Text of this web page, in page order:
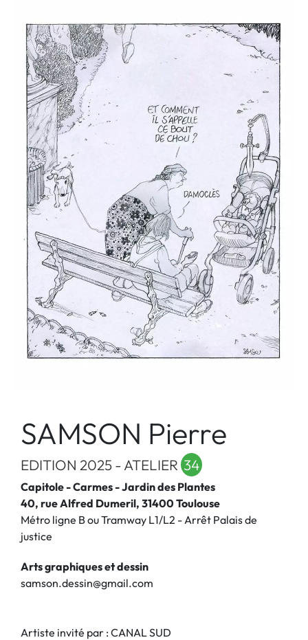
SAMSON Pierre
EDITION 2025 - ATELIER 34
Capitole - Carmes - Jardin des Plantes
40, rue Alfred Dumeril, 31400 Toulouse
Métro ligne B ou Tramway L1/L2 - Arrêt Palais de
justice
Arts graphiques et dessin
samson.dessin@gmail.com
Artiste invité par : CANAL SUD